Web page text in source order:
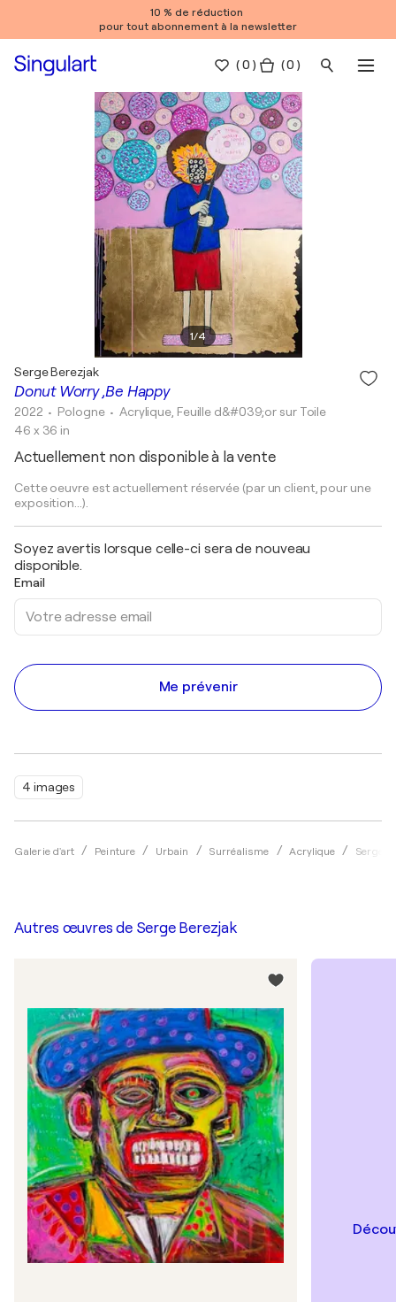
10 % de réduction
pour tout abonnement à la newsletter
(0 ) ( 0 )
1/4
4 images
Galerie d'art Peinture Urbain Surréalisme Acrylique Serge
Donut Worry ,Be Happy
Serge Berezjak
2022 • Pologne • Acrylique, Feuille d&#039;or sur Toile
46 x 36 in
Actuellement non disponible à la vente
Cette oeuvre est actuellement réservée (par un client, pour une
exposition...).
Soyez avertis lorsque celle-ci sera de nouveau
disponible.
Email
Me prévenir
Autres œuvres de Serge Berezjak